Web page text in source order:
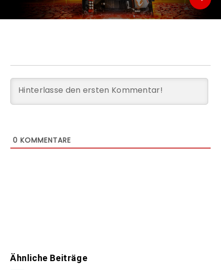
0 KOMMENTARE
Ähnliche Beiträge